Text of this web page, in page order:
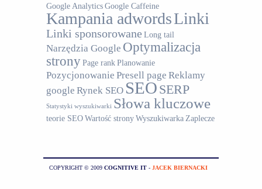
Google AnalyticsGoogle Caffeine
Kampania adwordsLinki
Linki sponsorowane Long tail
Narzędzia Google Optymalizacja
stronyPage rankPlanowanie
Pozycjonowanie Presell page Reklamy
google Rynek SEO SEO SERP
Statystyki wyszukiwarki Słowa kluczowe
teorie SEOWartość stronyWyszukiwarka Zaplecze
COPYRIGHT © 2009 COGNITIVE IT - JACEK BIERNACKI